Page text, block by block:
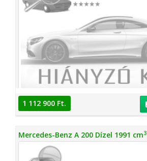
1 112 900 Ft.
Mercedes-Benz A 200 Dízel 1991 cm3